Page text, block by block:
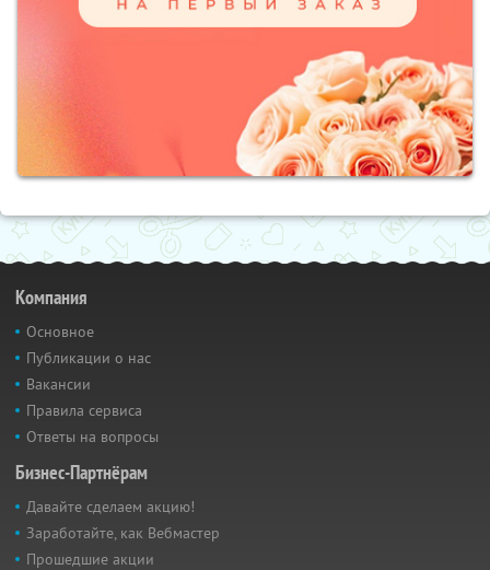
Компания
Основное
Публикации о нас
Вакансии
Правила сервиса
Ответы на вопросы
Бизнес-Партнёрам
Давайте сделаем акцию!
Заработайте, как Вебмастер
Прошедшие акции